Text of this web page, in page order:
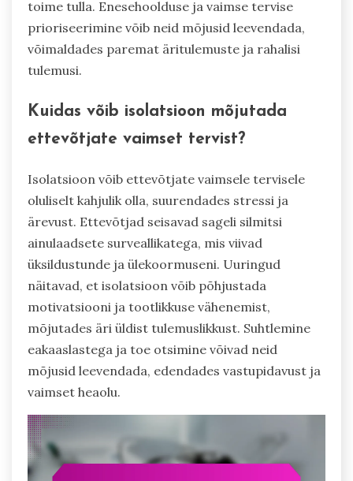
toime tulla. Enesehoolduse ja vaimse tervise
prioriseerimine võib neid mõjusid leevendada,
võimaldades paremat äritulemuste ja rahalisi
tulemusi.
Kuidas võib isolatsioon mõjutada
ettevõtjate vaimset tervist?
Isolatsioon võib ettevõtjate vaimsele tervisele
oluliselt kahjulik olla, suurendades stressi ja
ärevust. Ettevõtjad seisavad sageli silmitsi
ainulaadsete surveallikatega, mis viivad
üksildustunde ja ülekoormuseni. Uuringud
näitavad, et isolatsioon võib põhjustada
motivatsiooni ja tootlikkuse vähenemist,
mõjutades äri üldist tulemuslikkust. Suhtlemine
eakaaslastega ja toe otsimine võivad neid
mõjusid leevendada, edendades vastupidavust ja
vaimset heaolu.